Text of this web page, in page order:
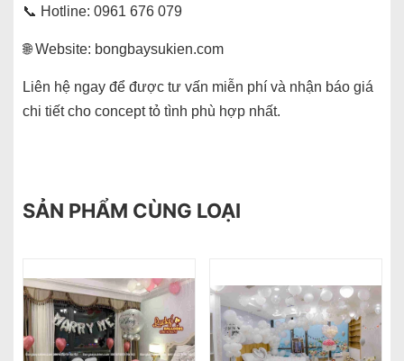
📞 Hotline: 0961 676 079
🌐 Website: bongbaysukien.com
Liên hệ ngay để được tư vấn miễn phí và nhận báo giá
chi tiết cho concept tỏ tình phù hợp nhất.
SẢN PHẨM CÙNG LOẠI